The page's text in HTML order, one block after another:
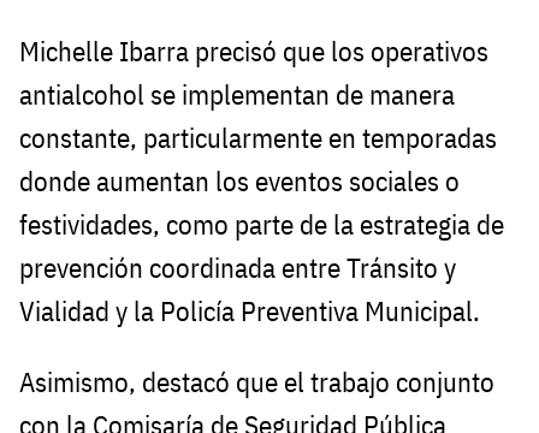
Michelle Ibarra precisó que los operativos
antialcohol se implementan de manera
constante, particularmente en temporadas
donde aumentan los eventos sociales o
festividades, como parte de la estrategia de
prevención coordinada entre Tránsito y
Vialidad y la Policía Preventiva Municipal.
Asimismo, destacó que el trabajo conjunto
con la Comisaría de Seguridad Pública